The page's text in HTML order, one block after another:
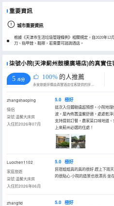
重要資訊
城市重要資訊
根據《天津市生活垃圾管理條例》相關規定，自2020年
刀、指甲銼、鞋擦，若需要可諮詢酒店。
柒號小院(天津薊州鼓樓廣場店)的真實住
5 /5分 100% 的人推薦
永安旅遊評價由真實酒店住客提供的評價。
zhangshaoping
情侶
柒號·温馨大床房
入住於2026年07月
5.0 極好
這次入住體驗遠超預想。小院地
波。屋內佈置温馨舒適，處處乾
支持提前訂餐，農家菜口味地道
上來薊州必選的住處！
Luochen1102
家庭旅遊
柒號·温馨大床房
入住於2026年06月
5.0 極好
民宿姐姐真的真的很好 趕上下雨
的很貼心 小院的造景也很漂亮 坐
zhangfld
5.0 極好